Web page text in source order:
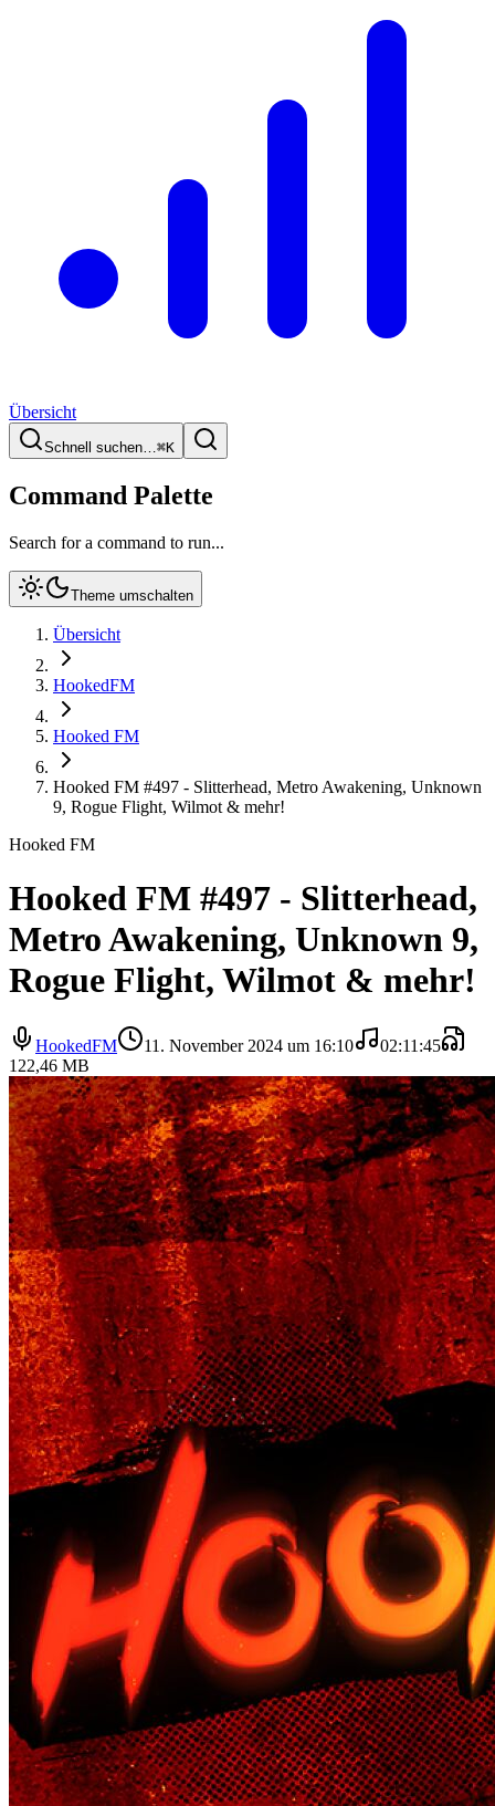
Übersicht
Schnell suchen…⌘K
Command Palette
Search for a command to run...
Theme umschalten
Übersicht
HookedFM
Hooked FM
Hooked FM #497 - Slitterhead, Metro Awakening, Unknown
9, Rogue Flight, Wilmot & mehr!
Hooked FM
Hooked FM #497 - Slitterhead,
Metro Awakening, Unknown 9,
Rogue Flight, Wilmot & mehr!
HookedFM 11. November 2024 um 16:10
02:11:45
122,46 MB